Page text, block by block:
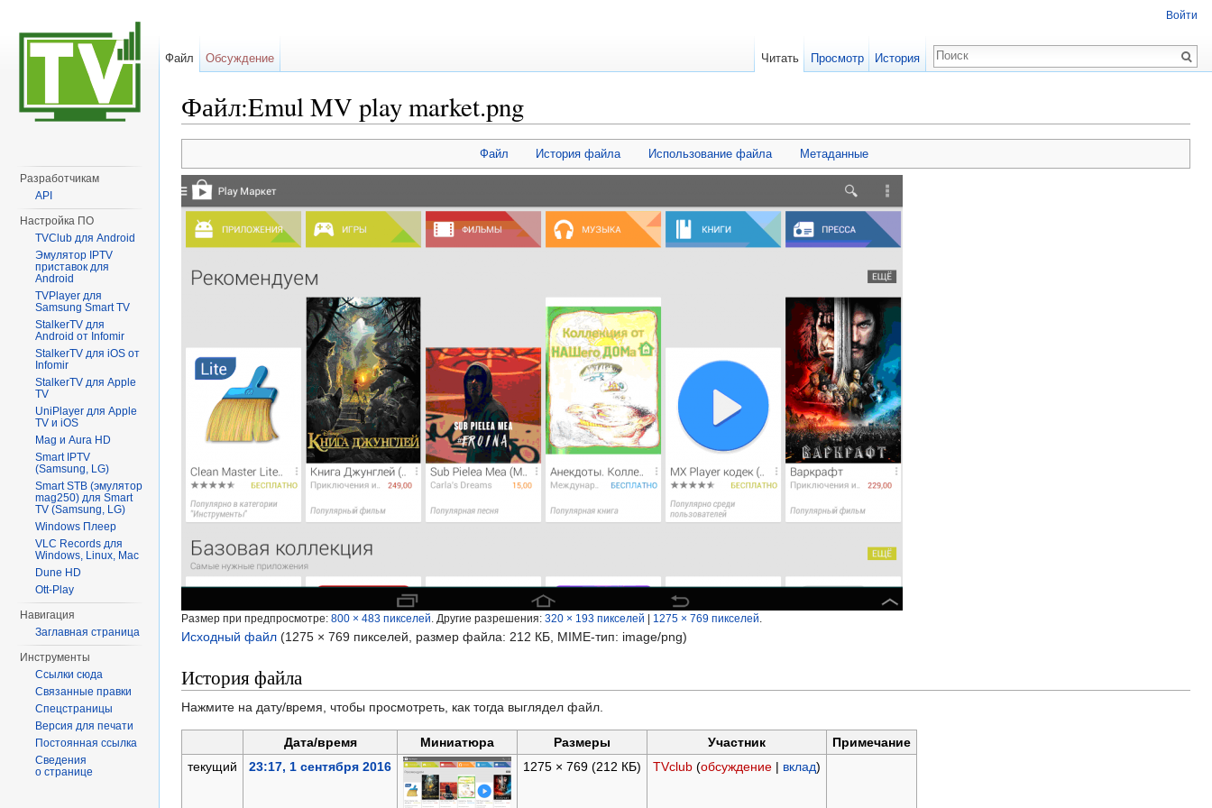
Файл:Emul MV play market.png
Файл История файла Использование файла Метаданные
Размер при предпросмотре: 800 × 483 пикселей Другие разрешения: 320 × 193 пикселей 1275 × 769 пикселей
Исходный файл (1275 × 769 пикселей, размер файла: 212 КБ, MIME-тип: image/png)
История файла
Нажмите на дату/время, чтобы просмотреть, как тогда выглядел файл.
Дата/время Миниатюра Размеры Участник
Примечание
текущий
23:17, 1 сентября 2016 1275 × 769 (212 КБ) TVclub (обсуждение| вклад)
Войти
Файл Обсуждение Читать Просмотр История
Разработчикам
API
Настройка ПО
TVClub для Android
Эмулятор IPTV
приставок для
Android
TVPlayer для
Samsung Smart TV
StalkerTV для
Android от Infomir
StalkerTV для iOS от
Infomir
StalkerTV для Apple
TV
UniPlayer для Apple
TV и iOS
Mag и Aura HD
Smart IPTV
(Samsung, LG)
Smart STB (эмулятор
mag250) для Smart
TV (Samsung, LG)
Windows Плеер
VLC Records для
Windows, Linux, Mac
Dune HD
Ott-Play
Навигация
Заглавная страница
Инструменты
Ссылки сюда
Связанные правки
Спецстраницы
Версия для печати
Постоянная ссылка
Сведения
о странице